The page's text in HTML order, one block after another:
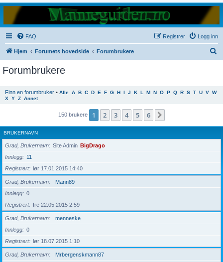
FAQ Logg inn
Registrer
Hjem Forumets hovedside Forumbrukere
Forumbrukere
Finn en forumbruker • Alle A B C D E F G H I J K L M N O P Q R S T U V W
X Y Z Annet
150 brukere 1 2 3 4 5 6
BRUKERNAVN
Grad, Brukernavn Site Admin BigDrago
Innlegg
11
Registrert
lør 17.01.2015 14:40
Grad, Brukernavn
Mann89
Innlegg
0
Registrert
fre 22.05.2015 2:59
Grad, Brukernavn
menneske
Innlegg
0
Registrert
lør 18.07.2015 1:10
Grad, Brukernavn
Mrbergenskmann87